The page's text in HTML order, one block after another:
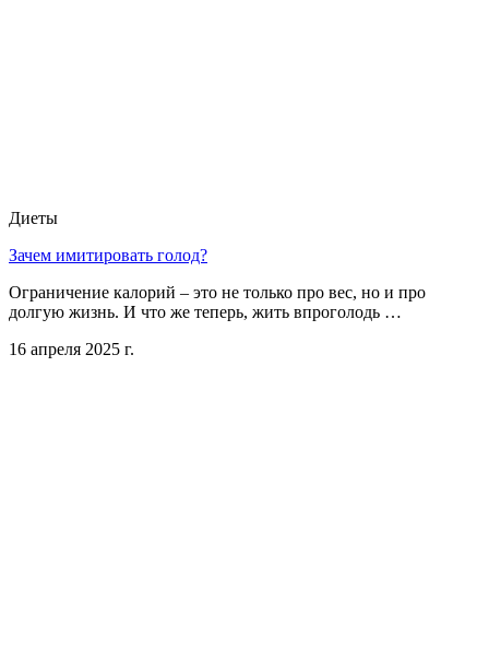
Диеты
Зачем имитировать голод?
Ограничение калорий – это не только про вес, но и про
долгую жизнь. И что же теперь, жить впроголодь …
16 апреля 2025 г.